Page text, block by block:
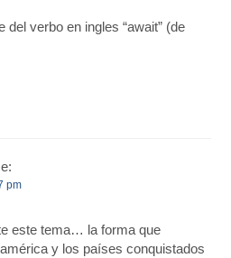
del verbo en ingles “await” (de
pm
este tema… la forma que
y los países conquistados